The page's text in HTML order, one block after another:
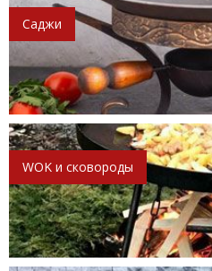
Саджи
WOK и сковороды